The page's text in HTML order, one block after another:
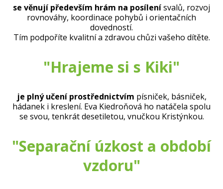
se věnují především hrám na posílenísvalů, rozvoj
rovnováhy, koordinace pohybů i orientačních
dovedností.
Tím podpoříte kvalitní a zdravou chůzi vašeho dítěte.
"Hrajeme si s Kiki"
je plný učení prostřednictvím písniček, básniček,
hádanek i kreslení. Eva Kiedroňová ho natáčela spolu
se svou, tenkrát desetiletou, vnučkou Kristýnkou.
"Separační úzkost a období
vzdoru"